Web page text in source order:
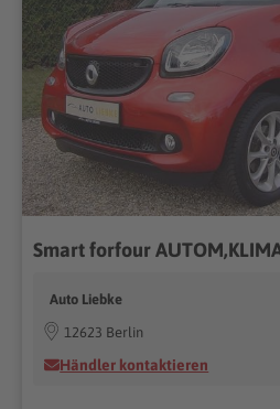
Auto Liebke
12623 Berlin
Händler kontaktieren